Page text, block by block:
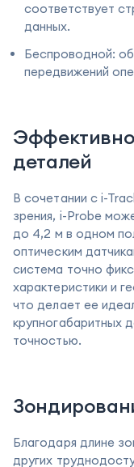
соответствует
данных.
Беспроводной:
передвижений
деталей
В сочетании с i-
зрения, i-Probe
до 4,2 м в одном
оптическим
система точно
характеристики и
что делает ее
крупногабаритных
точностью.
Благодаря длине
других